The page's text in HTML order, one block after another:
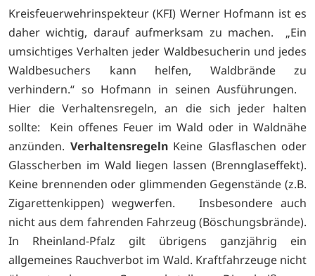
Kreisfeuerwehrinspekteur (KFI) Werner Hofmann ist es
daher wichtig, darauf aufmerksam zu machen. „Ein
umsichtiges Verhalten jeder Waldbesucherin und jedes
Waldbesuchers kann helfen, Waldbrände zu
verhindern.“ so Hofmann in seinen Ausführungen.
Hier die Verhaltensregeln, an die sich jeder halten
sollte: Kein offenes Feuer im Wald oder in Waldnähe
anzünden. VerhaltensregelnKeine Glasflaschen oder
Glasscherben im Wald liegen lassen (Brennglaseffekt).
Keine brennenden oder glimmenden Gegenstände (z.B.
Zigarettenkippen) wegwerfen. Insbesondere auch
nicht aus dem fahrenden Fahrzeug (Böschungsbrände).
In Rheinland-Pfalz gilt übrigens ganzjährig ein
allgemeines Rauchverbot im Wald. Kraftfahrzeuge nicht